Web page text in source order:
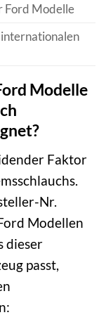
Ford Modelle
Modelle
Faktor
Nr.
Modellen
dieser
passt,